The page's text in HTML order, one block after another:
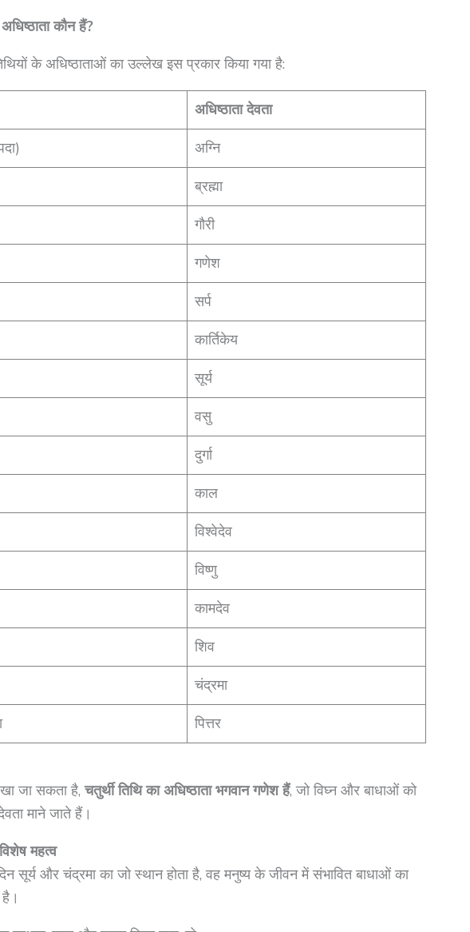
कौन हैं?
के अधिष्ठाताओं का उल्लेख इस प्रकार किया गया है:
अधिष्ठाता देवता
अग्नि
ब्रह्मा
गौरी
गणेश
सर्प
कार्तिकेय
सूर्य
वसु
दुर्गा
काल
विश्वेदेव
विष्णु
कामदेव
शिव
चंद्रमा
पित्तर
जा सकता है,चतुर्थी तिथि का अधिष्ठाता भगवान गणेश हैं, जो विघ्न और बाधाओं को
माने जाते हैं।
महत्व
सूर्य और चंद्रमा का जो स्थान होता है, वह मनुष्य के जीवन में संभावित बाधाओं का